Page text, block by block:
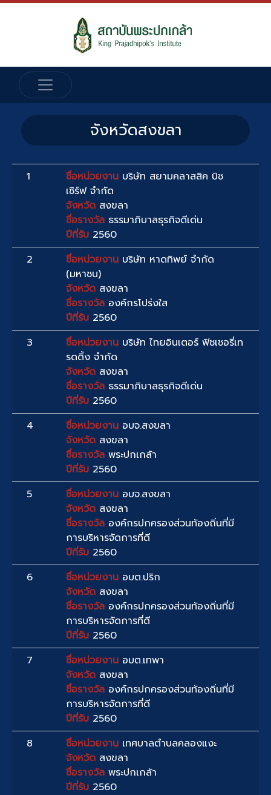
จังหวัดสงขลา
1 ชื่อหน่วยงาน บริษัท สยามคลาสสิค บิซ
เซิร์ฟ จำกัด
จังหวัด สงขลา
ชื่อรางวัล ธรรมาภิบาลธุรกิจดีเด่น
ปีที่รับ 2560
2
ชื่อหน่วยงาน บริษัท หาดทิพย์ จำกัด
(มหาชน)
จังหวัด สงขลา
ชื่อรางวัล องค์กรโปร่งใส
ปีที่รับ 2560
3
ชื่อหน่วยงาน บริษัท ไทยอินเตอร์ ฟิชเชอรี่เท
รดดิ้ง จำกัด
จังหวัด สงขลา
ชื่อรางวัล ธรรมาภิบาลธุรกิจดีเด่น
ปีที่รับ 2560
4
ชื่อหน่วยงาน อบจ.สงขลา
จังหวัด สงขลา
ชื่อรางวัล พระปกเกล้า
ปีที่รับ 2560
5
ชื่อหน่วยงาน อบจ.สงขลา
จังหวัด สงขลา
ชื่อรางวัล องค์กรปกครองส่วนท้องถิ่นที่มี
การบริหารจัดการที่ดี
ปีที่รับ 2560
6
ชื่อหน่วยงาน อบต.ปริก
จังหวัด สงขลา
ชื่อรางวัล องค์กรปกครองส่วนท้องถิ่นที่มี
การบริหารจัดการที่ดี
ปีที่รับ 2560
7
ชื่อหน่วยงาน อบต.เทพา
จังหวัด สงขลา
ชื่อรางวัล องค์กรปกครองส่วนท้องถิ่นที่มี
การบริหารจัดการที่ดี
ปีที่รับ 2560
8
ชื่อหน่วยงาน เทศบาลตำบลคลองแงะ
จังหวัด สงขลา
ชื่อรางวัล พระปกเกล้า
ปีที่รับ 2560